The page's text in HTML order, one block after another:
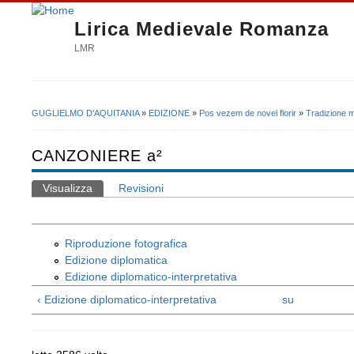
Lirica Medievale Romanza
LMR
GUGLIELMO D'AQUITANIA» EDIZIONE » Pos vezem de novel florir » Tradizione
CANZONIERE a²
Schede primarie
Visualizza (scheda attiva)
Revisioni
Riproduzione fotografica
Edizione diplomatica
Edizione diplomatico-interpretativa
‹ Edizione diplomatico-interpretativa
su